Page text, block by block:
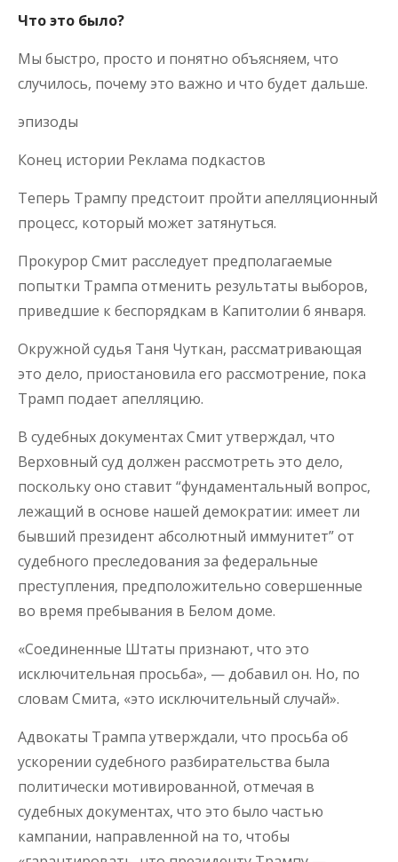
Что это было?
Мы быстро, просто и понятно объясняем, что
случилось, почему это важно и что будет дальше.
эпизоды
Конец истории Реклама подкастов
Теперь Трампу предстоит пройти апелляционный
процесс, который может затянуться.
Прокурор Смит расследует предполагаемые
попытки Трампа отменить результаты выборов,
приведшие к беспорядкам в Капитолии 6 января.
Окружной судья Таня Чуткан, рассматривающая
это дело, приостановила его рассмотрение, пока
Трамп подает апелляцию.
В судебных документах Смит утверждал, что
Верховный суд должен рассмотреть это дело,
поскольку оно ставит “фундаментальный вопрос,
лежащий в основе нашей демократии: имеет ли
бывший президент абсолютный иммунитет” от
судебного преследования за федеральные
преступления, предположительно совершенные
во время пребывания в Белом доме.
«Соединенные Штаты признают, что это
исключительная просьба», — добавил он. Но, по
словам Смита, «это исключительный случай».
Адвокаты Трампа утверждали, что просьба об
ускорении судебного разбирательства была
политически мотивированной, отмечая в
судебных документах, что это было частью
кампании, направленной на то, чтобы